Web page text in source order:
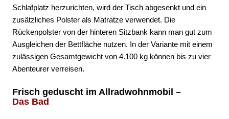
Schlafplatz herzurichten, wird der Tisch abgesenkt und ein
zusätzliches Polster als Matratze verwendet. Die
Rückenpolster von der hinteren Sitzbank kann man gut zum
Ausgleichen der Bettfläche nutzen. In der Variante mit einem
zulässigen Gesamtgewicht von 4.100 kg können bis zu vier
Abenteurer verreisen.
Frisch geduscht im Allradwohnmobil –
Das Bad